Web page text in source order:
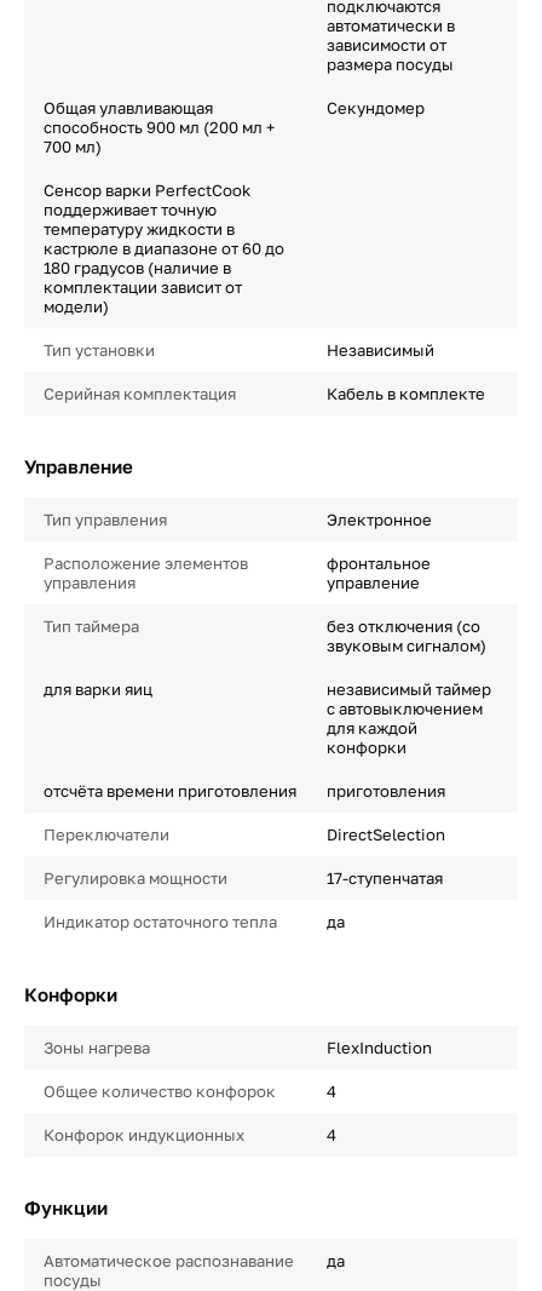
подключаются
автоматически в
зависимости от
размера посуды
Общая улавливающая
способность 900 мл (200 мл +
700 мл)
Секундомер
Сенсор варки PerfectCook
поддерживает точную
температуру жидкости в
кастрюле в диапазоне от 60 до
180 градусов (наличие в
комплектации зависит от
модели)
Тип установки Независимый
Серийная комплектация Кабель в комплекте
Управление
Тип управления Электронное
Расположение элементов
управления
фронтальное
управление
Тип таймера
без отключения (со
звуковым сигналом)
для варки яиц
независимый таймер
с автовыключением
для каждой
конфорки
отсчёта времени приготовления приготовления
Переключатели DirectSelection
Регулировка мощности 17-ступенчатая
Индикатор остаточного тепла да
Конфорки
Зоны нагрева FlexInduction
Общее количество конфорок 4
Конфорок индукционных 4
Функции
Автоматическое распознавание
посуды
да